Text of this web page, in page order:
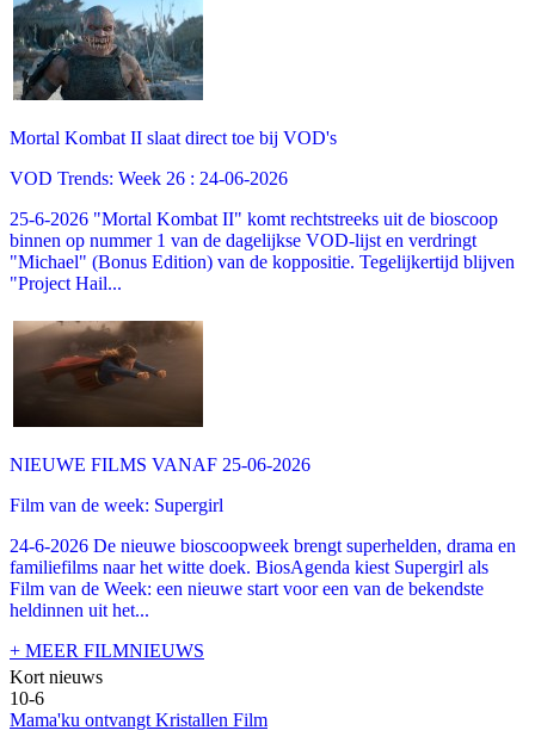
Mortal Kombat II slaat direct toe bij VOD's
VOD Trends: Week 26 : 24-06-2026
25-6-2026 "Mortal Kombat II" komt rechtstreeks uit de bioscoop
binnen op nummer 1 van de dagelijkse VOD-lijst en verdringt
"Michael" (Bonus Edition) van de koppositie. Tegelijkertijd blijven
"Project Hail...
NIEUWE FILMS VANAF 25-06-2026
Film van de week: Supergirl
24-6-2026 De nieuwe bioscoopweek brengt superhelden, drama en
familiefilms naar het witte doek. BiosAgenda kiest Supergirl als
Film van de Week: een nieuwe start voor een van de bekendste
heldinnen uit het...
+ MEER FILMNIEUWS
Kort nieuws
10-6
Mama'ku ontvangt Kristallen Film